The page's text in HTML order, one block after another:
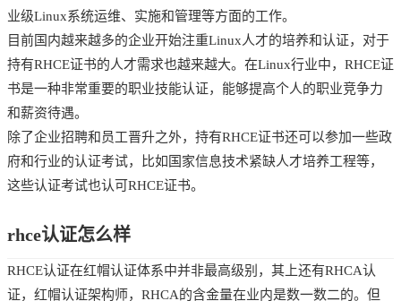
业级Linux系统运维、实施和管理等方面的工作。
目前国内越来越多的企业开始注重Linux人才的培养和认证，对于
持有RHCE证书的人才需求也越来越大。在Linux行业中，RHCE证
书是一种非常重要的职业技能认证，能够提高个人的职业竞争力
和薪资待遇。
除了企业招聘和员工晋升之外，持有RHCE证书还可以参加一些政
府和行业的认证考试，比如国家信息技术紧缺人才培养工程等，
这些认证考试也认可RHCE证书。
rhce认证怎么样
RHCE认证在红帽认证体系中并非最高级别，其上还有RHCA认
证，红帽认证架构师，RHCA的含金量在业内是数一数二的。但